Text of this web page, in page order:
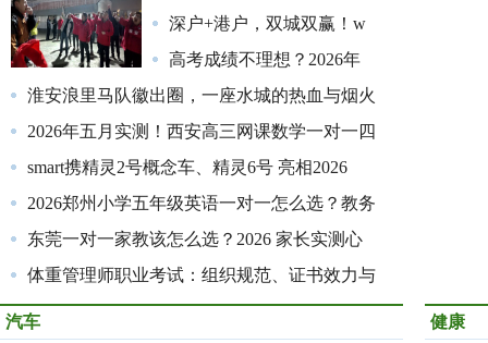
深户+港户，双城双赢！w
高考成绩不理想？2026年
淮安浪里马队徽出圈，一座水城的热血与烟火
2026年五月实测！西安高三网课数学一对一四
smart携精灵2号概念车、精灵6号 亮相2026
2026郑州小学五年级英语一对一怎么选？教务
东莞一对一家教该怎么选？2026 家长实测心
体重管理师职业考试：组织规范、证书效力与
汽车 健康